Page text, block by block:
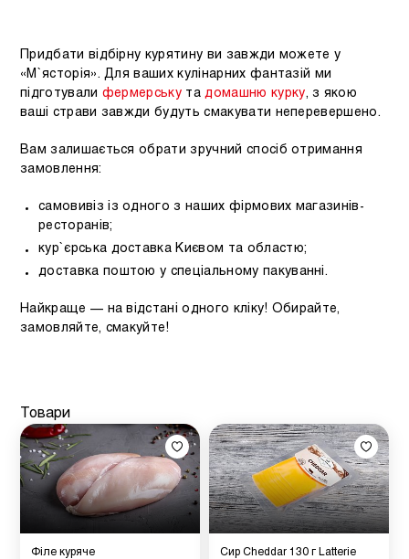
Придбати відбірну курятину ви завжди можете у
«М`ясторія». Для ваших кулінарних фантазій ми
підготували фермерську тадомашню курку, з якою
ваші страви завжди будуть смакувати неперевершено.
Вам залишається обрати зручний спосіб отримання
замовлення:
самовивіз із одного з наших фірмових магазинів-
ресторанів;
кур`єрська доставка Києвом та областю;
доставка поштою у спеціальному пакуванні.
Найкраще — на відстані одного кліку! Обирайте,
замовляйте, смакуйте!
Товари
Філе куряче
Сир Cheddar 130 г Latterie